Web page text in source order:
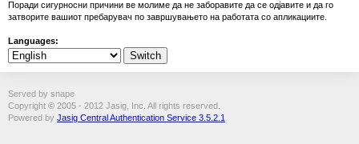
Поради сигурносни причини ве молиме да не заборавите да се одјавите и да го
затворите вашиот пребарувач по завршувањето на работата со апликациите.
Languages:
Served by snape
Copyright © 2005 - 2012 Jasig, Inc. All rights reserved.
Powered by Jasig Central Authentication Service 3.5.2.1